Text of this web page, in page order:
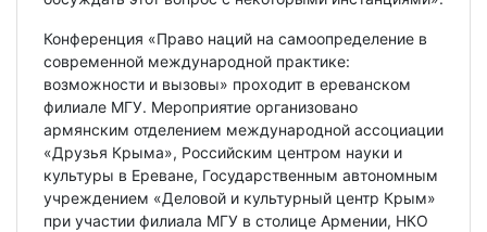
Конференция «Право наций на самоопределение в
современной международной практике:
возможности и вызовы» проходит в ереванском
филиале МГУ. Мероприятие организовано
армянским отделением международной ассоциации
«Друзья Крыма», Российским центром науки и
культуры в Ереване, Государственным автономным
учреждением «Деловой и культурный центр Крым»
при участии филиала МГУ в столице Армении, НКО